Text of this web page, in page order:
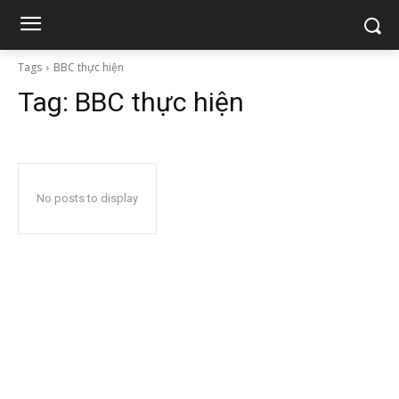
Tags BBC thực hiện
Tag: BBC thực hiện
No posts to display